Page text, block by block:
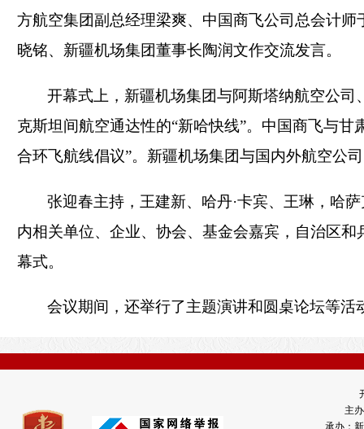
方航空集团副总经理梁爽、中国商飞公司总会计
晓铭、新疆机场集团董事长陶润文作交流发言。
开幕式上，新疆机场集团与阿斯塔纳航空公
克斯坦间航空通达性的“新哈快线”。中国商飞与
合环飞航线倡议”。新疆机场集团与国内外航空公
张迎春主持，王建新、哈丹·卡宾、王琳，哈
内相关单位、企业、协会、基金会嘉宾，自治区
幕式。
会议期间，还举行了主题演讲和圆桌论坛等活
主
承办：